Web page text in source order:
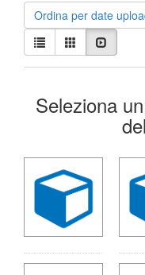
Ordina per date
Visualizza
i
risultati
Lista Galleria
Risultati
della
Seleziona